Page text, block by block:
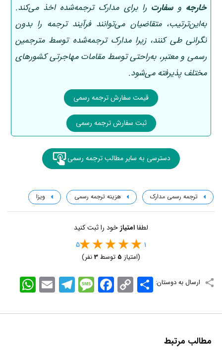
خارجه و سفارت را برای مدارک ترجمه‌شده اخذ می‌کند.
به‌این‌ترتیب، متقاضیان می‌توانند فرآیند ترجمه را بدون
نگرانی طی کنند، زیرا مدارک ترجمه‌شده توسط مترجمین
رسمی و معتبر، به‌راحتی توسط مقامات مهاجرتی کشورهای
مختلف پذیرفته می‌شود.
قیمت سفارش ترجمه رسمی
ثبت سفارش ترجمه رسمی
دسترسی به سایر مطالب ترجمه رسمی
ترجمه رسمی مدارک هزینه ترجمه رسمی ویزا
لطفاامتیاز خود را ثبت کنید
1
5
(امتیاز 5 توسط3نفر)
ارسال به دوستان: WhatsApp EmailTelegramMessageFacebook Copy
Link
اشتراک
مطالب مرتبط